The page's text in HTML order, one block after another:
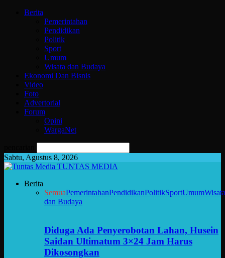
Berita
Pemerintahan
Pendidikan
Politik
Sport
Umum
Wisata dan Budaya
Ekonomi Dan Bisnis
Video
Foto
Advertorial
Forum
Opini
WargaNet
Sabtu, Agustus 8, 2026
TUNTAS MEDIA
Berita
SemuaPemerintahanPendidikanPolitikSportUmumWisata
dan Budaya
Diduga Ada Penyerobotan Lahan, Husein
Saidan Ultimatum 3×24 Jam Harus
Dikosongkan